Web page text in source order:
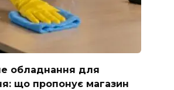
обладнання для
що пропонує магазин